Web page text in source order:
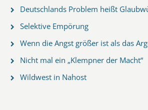
Deutschlands Problem heißt
Selektive Empörung
Wenn die Angst größer ist als das
Nicht mal ein „Klempner der Macht“
Wildwest in Nahost